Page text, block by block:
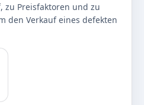
zu Preisfaktoren und zu
den Verkauf eines defekten